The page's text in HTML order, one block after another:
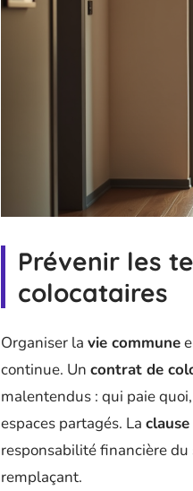
Prévenir les
colocataires
Organiser la vie commune
continue. Un contrat de
malentendus : qui paie
espaces partagés. La
responsabilité financière du
remplaçant.